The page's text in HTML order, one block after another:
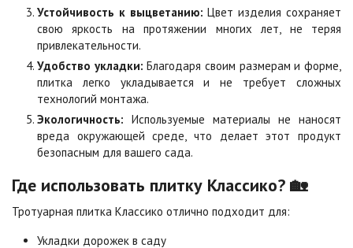
Серо-белая
Цена по запросу
Сомон
Сорренто
Цена по запросу Цена по запросу
Цена по запросу Цена по запросу
Черная
Устойчивость к выцветанию: Цвет изделия сохраняет
свою яркость на протяжении многих лет, не теряя
привлекательности.
Удобство укладки: Благодаря своим размерам и форме,
плитка легко укладывается и не требует сложных
технологий монтажа.
Экологичность: Используемые материалы не наносят
вреда окружающей среде, что делает этот продукт
безопасным для вашего сада.
Где использовать плитку Классико? 🏡
Тротуарная плитка Классико отлично подходит для:
Укладки дорожек в саду